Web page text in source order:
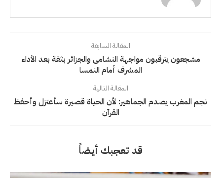
المقالة السابقة
مشجعون يترقبون مواجهة النشامى والجزائر بثقة بعد الأداء
المشرف أمام النمسا
المقالة التالية
نجم المغرب يصدم الجماهير: لأن الحياة قصيرة سأعتزل وأحفظ
القرآن
قد تعجبك أيضاً